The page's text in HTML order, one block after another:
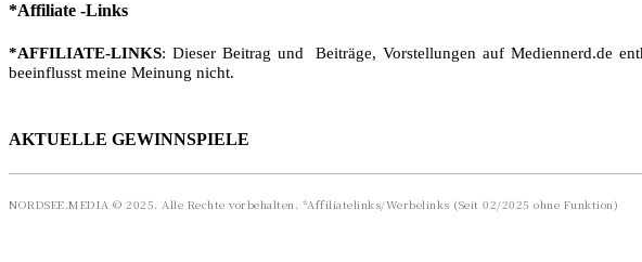
*Affiliate -Links
*AFFILIATE-LINKS: Dieser Beitrag und Beiträge, Vorstellungen auf Mediennerd.de
beeinflusst meine Meinung nicht.
AKTUELLE GEWINNSPIELE
NORDSEE.MEDIA © 2025. Alle Rechte vorbehalten. *Affiliatelinks/Werbelinks (Seit 02/2025 ohne Funktion)